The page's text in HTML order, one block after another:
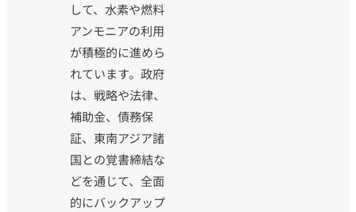
して、水素や燃料
アンモニアの利用
が積極的に進めら
れています。政府
は、戦略や法律、
補助金、債務保
証、東南アジア諸
国との覚書締結な
どを通じて、全面
的にバックアップ